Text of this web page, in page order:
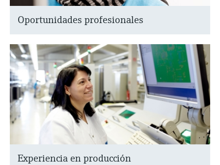
Oportunidades profesionales
Experiencia en producción